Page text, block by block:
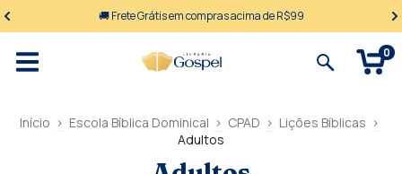
🚚 Frete Grátis em compras acima de R$99
0
Início > Escola Bíblica Dominical > CPAD > Lições Bíblicas >
Adultos